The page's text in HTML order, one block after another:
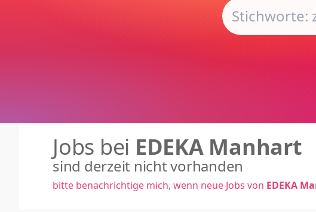
Jobs bei EDEKA Manhart
sind derzeit nicht vorhanden
bitte benachrichtige mich, wenn neue Jobs von EDEKA